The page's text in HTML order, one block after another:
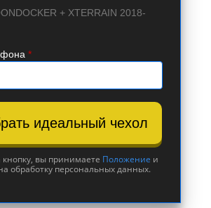
+ XTERRAIN 2018-
*
идеальный чехол
вы принимаете Положение и
обработку персональных данных.